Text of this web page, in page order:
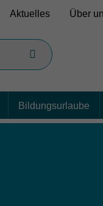
Aktuelles Über
Bildungsurlaube